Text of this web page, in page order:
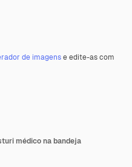
de imagense edite-as com
médico na bandeja